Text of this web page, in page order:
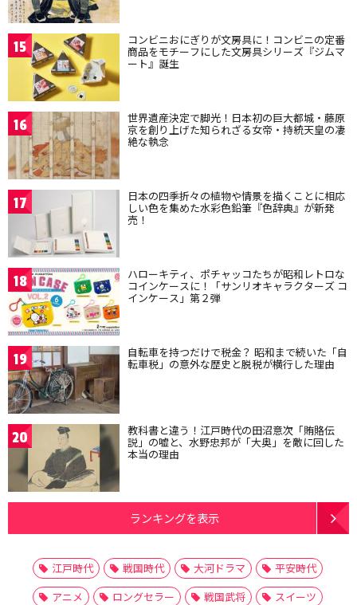
15 コンビニおにぎりが文房具に！コンビニの定番
商品をモチーフにした文房具シリーズ『ジムマ
ート』誕生
16 世界遺産決定で脚光！日本初の巨大都城・藤原
京を創り上げた知られざる女帝・持統天皇の凄
絶な執念
17 日本の四季折々の植物や情景を描くことに相応
しい色を集めた水彩色鉛筆『色辞典』が新発
売！
18 ハローキティ、ポチャッコたちが昭和レトロな
コインケースに！「サンリオキャラクターズ コ
インケース」第２弾
19 自転車を持つだけで税金？ 昭和まで続いた「自
転車税」の意外な歴史と脱税が横行した理由
20 教科書と違う！江戸時代の田沼意次「賄賂伝
説」の嘘と、水野忠邦が「大奥」を敵に回した
本当の理由
ランキングを表示
江戸時代 戦国時代 大河ドラマ
平安時代
アニメ
ロングセラー 戦国武将
スイーツ